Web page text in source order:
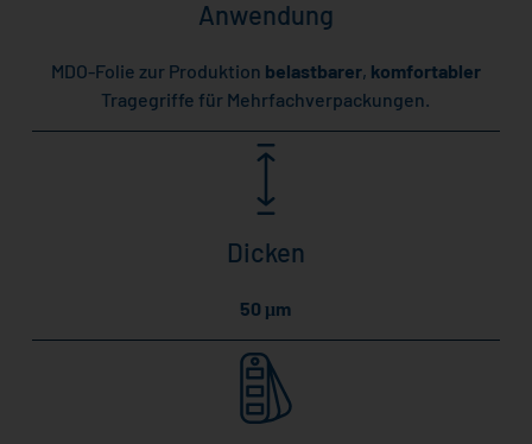
Anwendung
MDO-Folie zur Produktion belastbarer, komfortabler
Tragegriffe für Mehrfachverpackungen.
Dicken
50 μm